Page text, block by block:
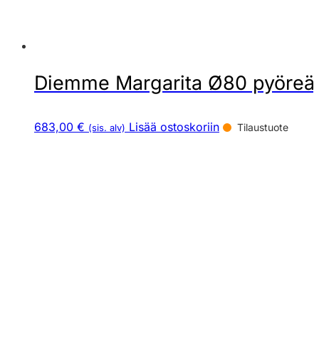
Diemme Margarita Ø80
683,00 € (sis. alv) Lisää ostoskoriin Tilaustuote